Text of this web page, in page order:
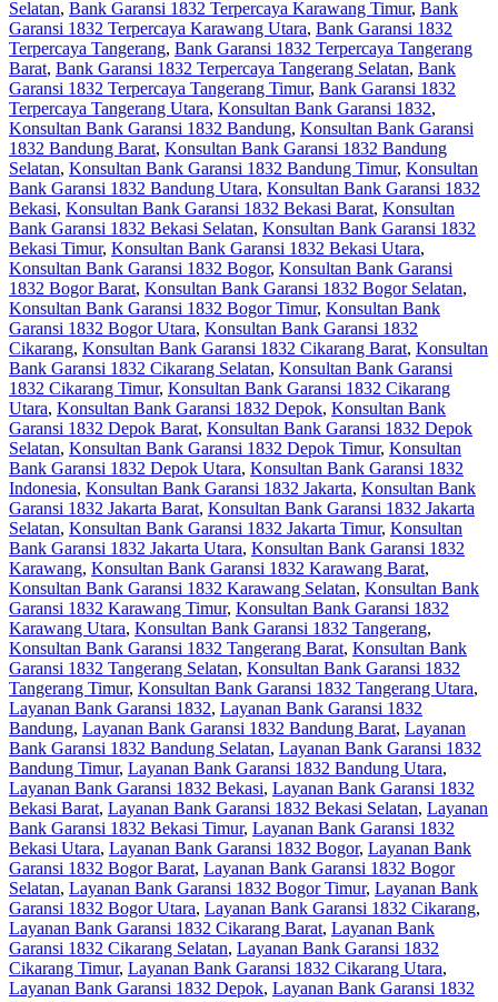
Selatan, Bank Garansi 1832 Terpercaya Karawang Timur, Bank
Garansi 1832 Terpercaya Karawang Utara, Bank Garansi 1832
Terpercaya Tangerang, Bank Garansi 1832 Terpercaya Tangerang
Barat, Bank Garansi 1832 Terpercaya Tangerang Selatan, Bank
Garansi 1832 Terpercaya Tangerang Timur, Bank Garansi 1832
Terpercaya Tangerang Utara, Konsultan Bank Garansi 1832,
Konsultan Bank Garansi 1832 Bandung, Konsultan Bank Garansi
1832 Bandung Barat, Konsultan Bank Garansi 1832 Bandung
Selatan, Konsultan Bank Garansi 1832 Bandung Timur, Konsultan
Bank Garansi 1832 Bandung Utara, Konsultan Bank Garansi 1832
Bekasi, Konsultan Bank Garansi 1832 Bekasi Barat, Konsultan
Bank Garansi 1832 Bekasi Selatan, Konsultan Bank Garansi 1832
Bekasi Timur, Konsultan Bank Garansi 1832 Bekasi Utara,
Konsultan Bank Garansi 1832 Bogor, Konsultan Bank Garansi
1832 Bogor Barat, Konsultan Bank Garansi 1832 Bogor Selatan,
Konsultan Bank Garansi 1832 Bogor Timur, Konsultan Bank
Garansi 1832 Bogor Utara, Konsultan Bank Garansi 1832
Cikarang, Konsultan Bank Garansi 1832 Cikarang Barat, Konsultan
Bank Garansi 1832 Cikarang Selatan, Konsultan Bank Garansi
1832 Cikarang Timur, Konsultan Bank Garansi 1832 Cikarang
Utara, Konsultan Bank Garansi 1832 Depok, Konsultan Bank
Garansi 1832 Depok Barat, Konsultan Bank Garansi 1832 Depok
Selatan, Konsultan Bank Garansi 1832 Depok Timur, Konsultan
Bank Garansi 1832 Depok Utara, Konsultan Bank Garansi 1832
Indonesia, Konsultan Bank Garansi 1832 Jakarta, Konsultan Bank
Garansi 1832 Jakarta Barat, Konsultan Bank Garansi 1832 Jakarta
Selatan, Konsultan Bank Garansi 1832 Jakarta Timur, Konsultan
Bank Garansi 1832 Jakarta Utara, Konsultan Bank Garansi 1832
Karawang, Konsultan Bank Garansi 1832 Karawang Barat,
Konsultan Bank Garansi 1832 Karawang Selatan, Konsultan Bank
Garansi 1832 Karawang Timur, Konsultan Bank Garansi 1832
Karawang Utara, Konsultan Bank Garansi 1832 Tangerang,
Konsultan Bank Garansi 1832 Tangerang Barat, Konsultan Bank
Garansi 1832 Tangerang Selatan, Konsultan Bank Garansi 1832
Tangerang Timur, Konsultan Bank Garansi 1832 Tangerang Utara,
Layanan Bank Garansi 1832, Layanan Bank Garansi 1832
Bandung, Layanan Bank Garansi 1832 Bandung Barat, Layanan
Bank Garansi 1832 Bandung Selatan, Layanan Bank Garansi 1832
Bandung Timur, Layanan Bank Garansi 1832 Bandung Utara,
Layanan Bank Garansi 1832 Bekasi, Layanan Bank Garansi 1832
Bekasi Barat, Layanan Bank Garansi 1832 Bekasi Selatan, Layanan
Bank Garansi 1832 Bekasi Timur, Layanan Bank Garansi 1832
Bekasi Utara, Layanan Bank Garansi 1832 Bogor, Layanan Bank
Garansi 1832 Bogor Barat, Layanan Bank Garansi 1832 Bogor
Selatan, Layanan Bank Garansi 1832 Bogor Timur, Layanan Bank
Garansi 1832 Bogor Utara, Layanan Bank Garansi 1832 Cikarang,
Layanan Bank Garansi 1832 Cikarang Barat, Layanan Bank
Garansi 1832 Cikarang Selatan, Layanan Bank Garansi 1832
Cikarang Timur, Layanan Bank Garansi 1832 Cikarang Utara,
Layanan Bank Garansi 1832 Depok, Layanan Bank Garansi 1832